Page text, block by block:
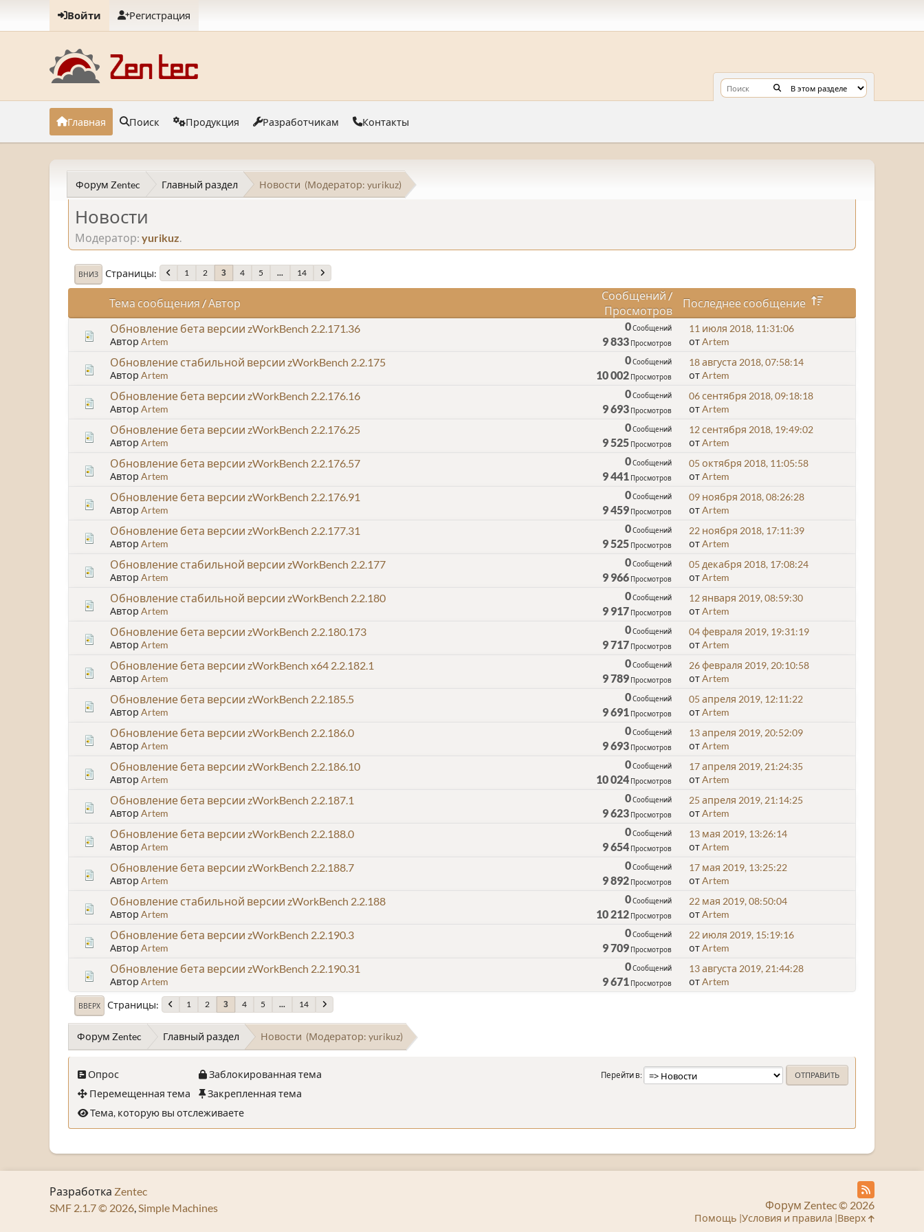
Войти Регистрация
Главная Поиск Продукция Разработчикам Контакты
Форум Zentec Главный раздел Новости (Модератор: yurikuz)
Новости
Модератор: yurikuz
ВНИЗ Страницы 1 2 3 4 5 ... 14
Тема сообщения / Автор
Сообщений /
Просмотров
Последнее сообщение
Обновление бета версии zWorkBench 2.2.171.36
Автор Artem
0Сообщений
9 833 Просмотров
11 июля 2018, 11:31:06
отArtem
Обновление стабильной версии zWorkBench 2.2.175
Автор Artem
0Сообщений
10 002 Просмотров
18 августа 2018, 07:58:14
отArtem
Обновление бета версии zWorkBench 2.2.176.16
Автор Artem
0Сообщений
9 693 Просмотров
06 сентября 2018, 09:18:18
отArtem
Обновление бета версии zWorkBench 2.2.176.25
Автор Artem
0Сообщений
9 525 Просмотров
12 сентября 2018, 19:49:02
отArtem
Обновление бета версии zWorkBench 2.2.176.57
Автор Artem
0Сообщений
9 441 Просмотров
05 октября 2018, 11:05:58
отArtem
Обновление бета версии zWorkBench 2.2.176.91
Автор Artem
0Сообщений
9 459 Просмотров
09 ноября 2018, 08:26:28
отArtem
Обновление бета версии zWorkBench 2.2.177.31
Автор Artem
0Сообщений
9 525 Просмотров
22 ноября 2018, 17:11:39
отArtem
Обновление стабильной версии zWorkBench 2.2.177
Автор Artem
0Сообщений
9 966 Просмотров
05 декабря 2018, 17:08:24
отArtem
Обновление стабильной версии zWorkBench 2.2.180
Автор Artem
0Сообщений
9 917 Просмотров
12 января 2019, 08:59:30
отArtem
Обновление бета версии zWorkBench 2.2.180.173
Автор Artem
0Сообщений
9 717 Просмотров
04 февраля 2019, 19:31:19
отArtem
Обновление бета версии zWorkBench x64 2.2.182.1
Автор Artem
0Сообщений
9 789 Просмотров
26 февраля 2019, 20:10:58
отArtem
Обновление бета версии zWorkBench 2.2.185.5
Автор Artem
0Сообщений
9 691 Просмотров
05 апреля 2019, 12:11:22
отArtem
Обновление бета версии zWorkBench 2.2.186.0
Автор Artem
0Сообщений
9 693 Просмотров
13 апреля 2019, 20:52:09
отArtem
Обновление бета версии zWorkBench 2.2.186.10
Автор Artem
0Сообщений
10 024 Просмотров
17 апреля 2019, 21:24:35
отArtem
Обновление бета версии zWorkBench 2.2.187.1
Автор Artem
0Сообщений
9 623 Просмотров
25 апреля 2019, 21:14:25
отArtem
Обновление бета версии zWorkBench 2.2.188.0
Автор Artem
0Сообщений
9 654 Просмотров
13 мая 2019, 13:26:14
отArtem
Обновление бета версии zWorkBench 2.2.188.7
Автор Artem
0Сообщений
9 892 Просмотров
17 мая 2019, 13:25:22
отArtem
Обновление стабильной версии zWorkBench 2.2.188
Автор Artem
0Сообщений
10 212 Просмотров
22 мая 2019, 08:50:04
отArtem
Обновление бета версии zWorkBench 2.2.190.3
Автор Artem
0Сообщений
9 709 Просмотров
22 июля 2019, 15:19:16
отArtem
Обновление бета версии zWorkBench 2.2.190.31
Автор Artem
0Сообщений
9 671 Просмотров
13 августа 2019, 21:44:28
отArtem
ВВЕРХ Страницы 1 2 3 4 5 ... 14
Форум Zentec Главный раздел Новости (Модератор: yurikuz)
Перейти в
Опрос
Перемещенная тема
Заблокированная тема
Закрепленная тема
Тема, которую вы отслеживаете
Разработка Zentec
SMF 2.1.7 © 2026,Simple Machines Форум Zentec © 2026
Помощь Условия и правила Вверх